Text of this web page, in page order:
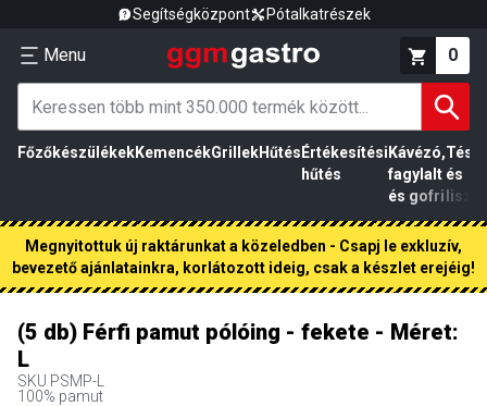
Segítségközpont Pótalkatrészek
Menu 0
FőzőkészülékekKemencékGrillekHűtés Értékesítési
hűtés
Kávézó,
fagylalt
és gofri
és
liszt
Megnyitottuk új raktárunkat a közeledben - Csapj le exkluzív,
bevezető ajánlatainkra, korlátozott ideig, csak a készlet erejéig!
(5 db) Férfi pamut pólóing - fekete - Méret:
L
SKU PSMP-L
100% pamut